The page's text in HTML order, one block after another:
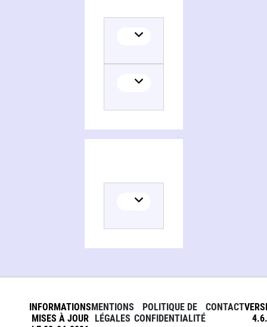
INFORMATIONS
MISES À JOUR
MENTIONS
LÉGALES
POLITIQUE DE
CONFIDENTIALITÉ
CONTACT